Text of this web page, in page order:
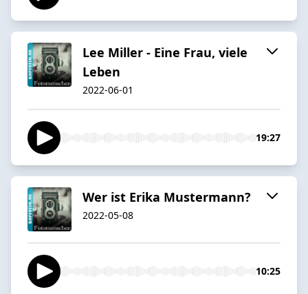
Lee Miller - Eine Frau, viele
Leben
2022-06-01
19:27
Wer ist Erika Mustermann?
2022-05-08
10:25